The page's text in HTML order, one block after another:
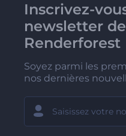
Inscrivez-
newsletter de
Renderforest
Soyez parmi les
nos dernières